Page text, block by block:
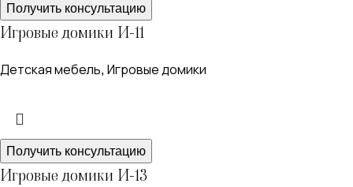
Получить консультацию
Игровые домики И-11
Детская мебель, Игровые домики
Получить консультацию
Игровые домики И-13